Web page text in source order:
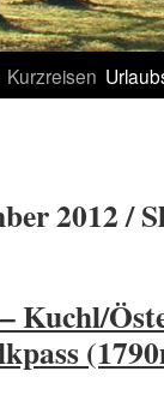
Kurzreisen
2012 /
Kuchl/